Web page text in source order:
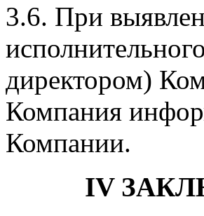
3.6. При
директором)
Компания
Компании.
IV